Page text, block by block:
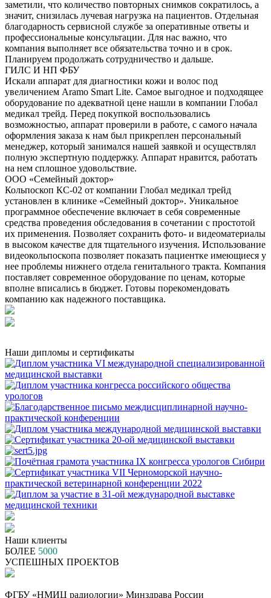
заметили, что количество повторных снимков сократилось, а
значит, снизилась лучевая нагрузка на пациентов. Отдельная
благодарность сервисной службе за оперативные ответы и
профессиональные консультации. Для нас важно, что
компания выполняет все обязательства точно и в срок.
Планируем продолжать сотрудничество и дальше.
ГИЛС И НП ФБУ
Искали аппарат для диагностики кожи и волос под
увеличением Aramo Smart Lite. Самое выгодное и подходящее
оборудование по адекватной цене нашли в компании Глобал
медикал трейд. Перед покупкой воспользовались
возможностью, аппарат проверили в работе, с самого начала
оформления заказа к нам был прикреплен персональный
менеджер, который занимался нашей заявкой и осуществлял
полную экспертную поддержку. Аппарат нравится, работать
на нем сплошное удовольствие.
ООО «Семейный доктор»
Кольпоскоп КС-02 от компании Глобал медикал трейд
установлен в клинике «Семейный доктор». Уникальное
программное обеспечение включает в себя современные
средства проведения обследования в сочетании с простотой
их применения. Позволяет сохранить фото- и видеоматериалы
в высоком качестве для тщательного изучения. Использование
видеокольпоскопа позволяет показать пациентке имеющиеся у
нее проблемы нижнего отдела генитального тракта. Компания
поставляет современное оборудование по ценам, которые
вполне вписались в бюджет. Готовы порекомендовать
компанию как надежного поставщика.
Наши дипломы и сертификаты
Наши клиенты
БОЛЕЕ 5000
УСПЕШНЫХ ПРОЕКТОВ
ФГБУ «НМИЦ радиологии» Минздрава России